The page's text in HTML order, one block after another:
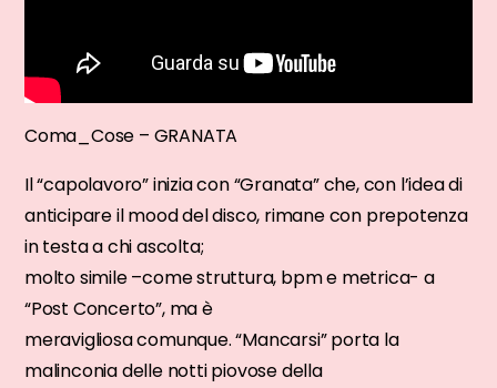
Coma_Cose – GRANATA
Il “capolavoro” inizia con “Granata” che, con l’idea di
anticipare il mood del disco, rimane con prepotenza
in testa a chi ascolta;
molto simile –come struttura, bpm e metrica- a
“Post Concerto”, ma è
meravigliosa comunque. “Mancarsi” porta la
malinconia delle notti piovose della